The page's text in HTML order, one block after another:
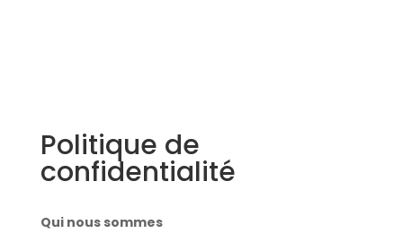
Politique de
confidentialité
Qui nous sommes